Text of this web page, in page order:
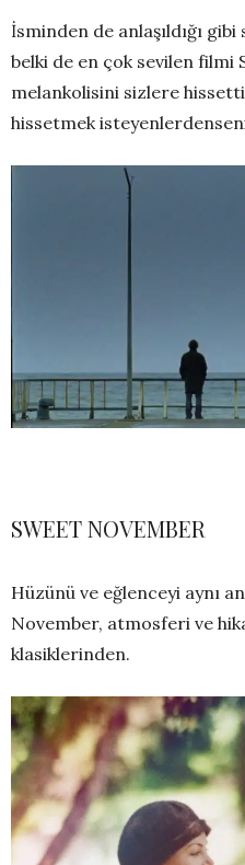
İsminden de anlaşıldığı
belki de en çok sevilen filmi
melankolisini sizlere
hissetmek
SWEET NOVEMBER
Hüzünü ve eğlenceyi aynı
November, atmosferi ve
klasiklerinden.